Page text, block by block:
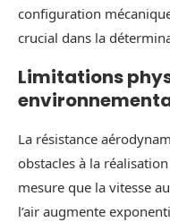
configuration
crucial dans la
Limitations
La résistance
obstacles à la
mesure que la vitesse
l’air augmente